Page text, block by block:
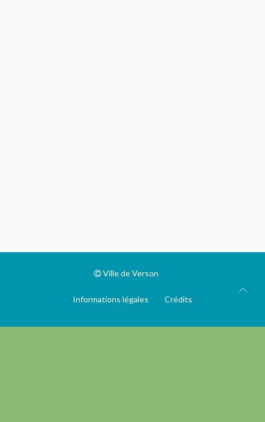
Ville de Verson
Informations légales Crédits